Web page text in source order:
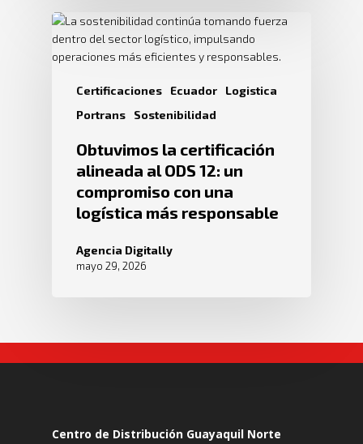
Certificaciones Ecuador
Logistica
Portrans
Sostenibilidad
Obtuvimos la certificación
alineada al ODS 12: un
compromiso con una
logística más responsable
Agencia Digitally
mayo 29, 2026
Centro de Distribución Guayaquil Norte